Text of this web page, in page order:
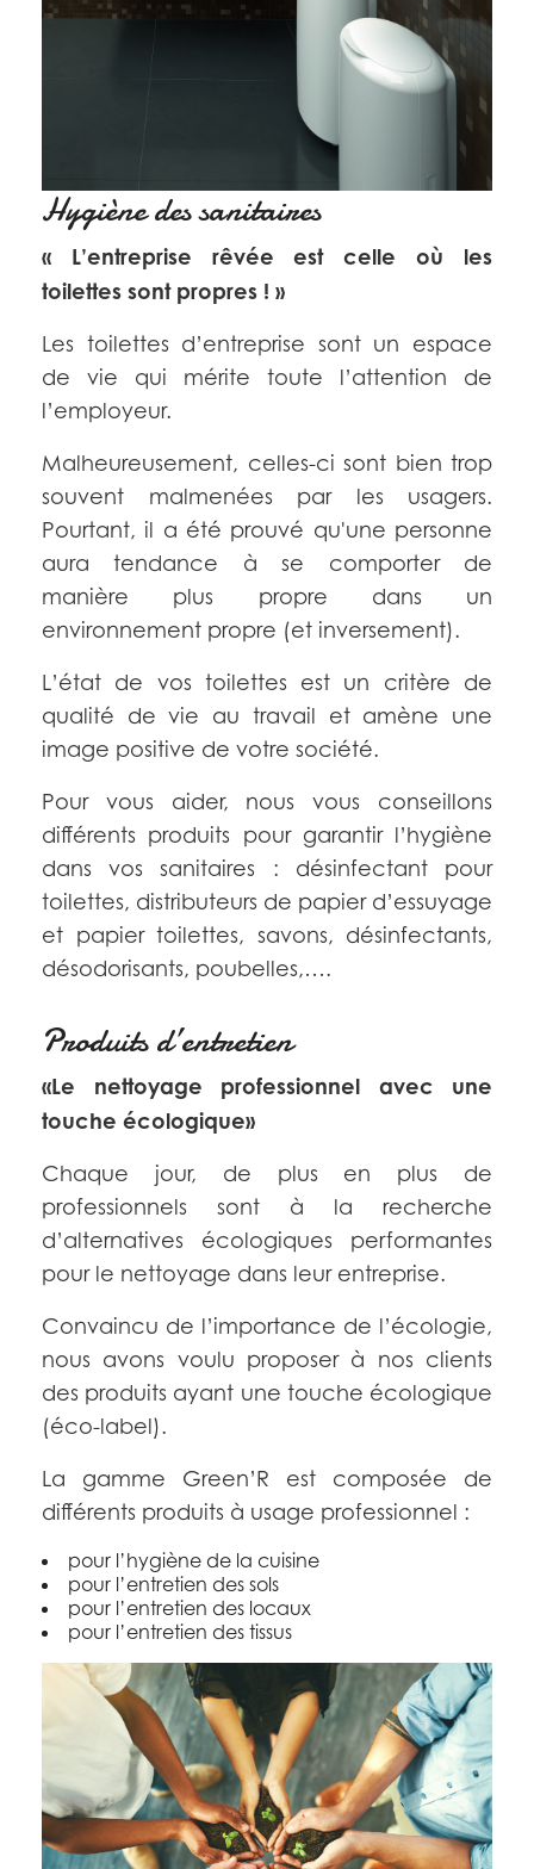
Hygiène des sanitaires
« L’entreprise rêvée est celle où les
toilettes sont propres ! »
Les toilettes d’entreprise sont un espace
de vie qui mérite toute l’attention de
l’employeur.
Malheureusement, celles-ci sont bien trop
souvent malmenées par les usagers.
Pourtant, il a été prouvé qu'une personne
aura tendance à se comporter de
manière plus propre dans un
environnement propre (et inversement).
L’état de vos toilettes est un critère de
qualité de vie au travail et amène une
image positive de votre société.
Pour vous aider, nous vous conseillons
différents produits pour garantir l’hygiène
dans vos sanitaires : désinfectant pour
toilettes, distributeurs de papier d’essuyage
et papier toilettes, savons, désinfectants,
désodorisants, poubelles,….
Produits d’entretien
«Le nettoyage professionnel avec une
touche écologique»
Chaque jour, de plus en plus de
professionnels sont à la recherche
d’alternatives écologiques performantes
pour le nettoyage dans leur entreprise.
Convaincu de l’importance de l’écologie,
nous avons voulu proposer à nos clients
des produits ayant une touche écologique
(éco-label).
La gamme Green’R est composée de
différents produits à usage professionnel :
pour l’hygiène de la cuisine
pour l’entretien des sols
pour l’entretien des locaux
pour l’entretien des tissus